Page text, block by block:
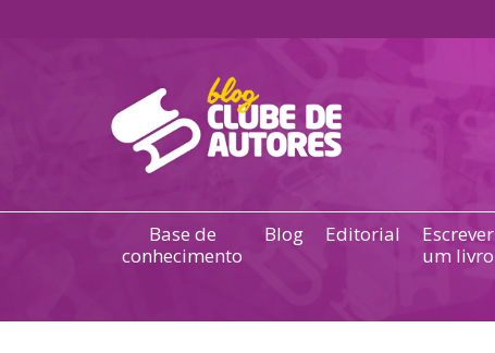
Base de
conhecimento
Blog Editorial
Escrever
um livro